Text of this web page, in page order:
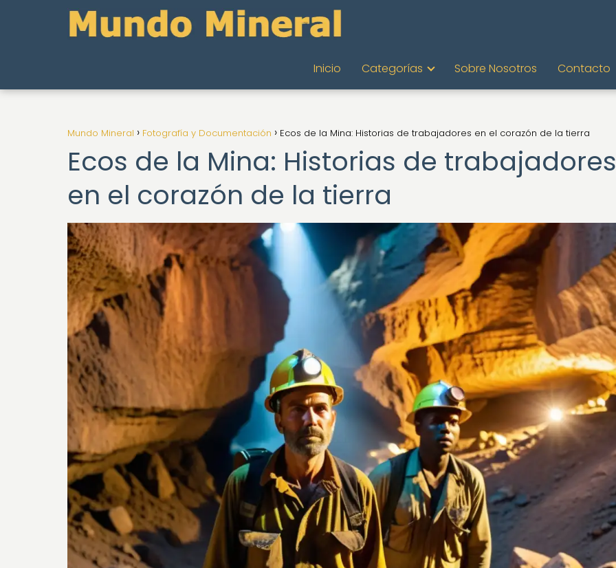
Inicio Categorías Sobre Nosotros Contacto
Mundo Mineral Fotografía y Documentación Ecos de la Mina: Historias de trabajadores en el corazón de la tierra
Ecos de la Mina: Historias de trabajadores
en el corazón de la tierra